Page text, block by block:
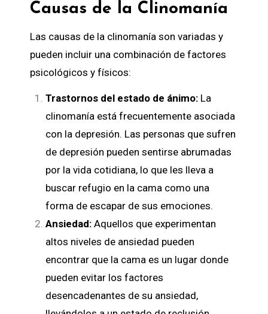
Causas de la Clinomanía
Las causas de la clinomanía son variadas y
pueden incluir una combinación de factores
psicológicos y físicos:
Trastornos del estado de ánimo: La
clinomanía está frecuentemente asociada
con la depresión. Las personas que sufren
de depresión pueden sentirse abrumadas
por la vida cotidiana, lo que les lleva a
buscar refugio en la cama como una
forma de escapar de sus emociones.
Ansiedad: Aquellos que experimentan
altos niveles de ansiedad pueden
encontrar que la cama es un lugar donde
pueden evitar los factores
desencadenantes de su ansiedad,